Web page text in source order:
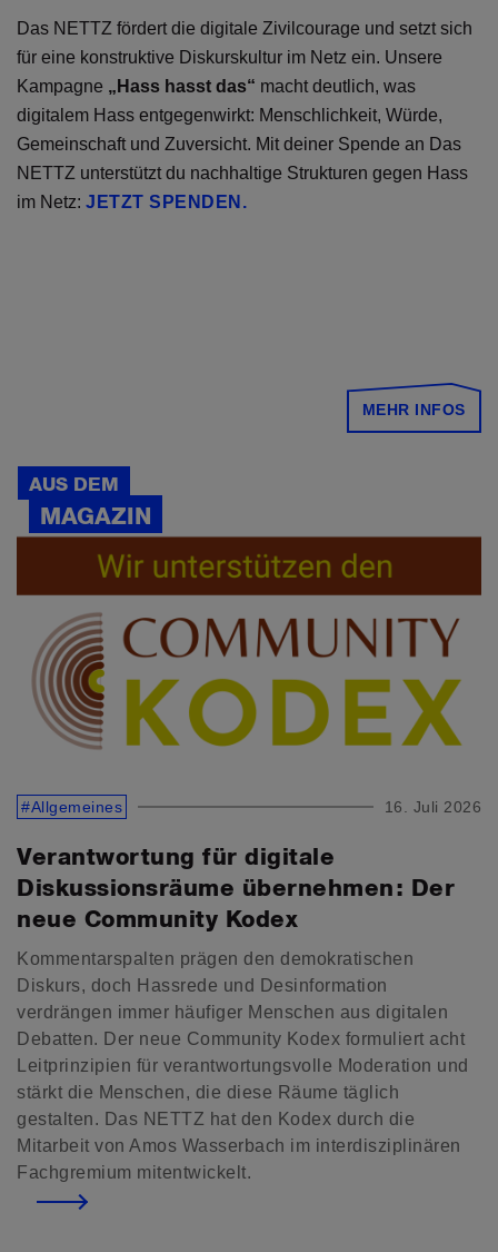
Das NETTZ fördert die digitale Zivilcourage und setzt sich
für eine konstruktive Diskurskultur im Netz ein. Unsere
Kampagne „Hass hasst das“ macht deutlich, was
digitalem Hass entgegenwirkt: Menschlichkeit, Würde,
Gemeinschaft und Zuversicht. Mit deiner Spende an Das
NETTZ unterstützt du nachhaltige Strukturen gegen Hass
im Netz: JETZT SPENDEN.
MEHR INFOS
AUS DEM
MAGAZIN
#Allgemeines 16. Juli 2026
Verantwortung für digitale
Diskussionsräume übernehmen: Der
neue Community Kodex
Kommentarspalten prägen den demokratischen
Diskurs, doch Hassrede und Desinformation
verdrängen immer häufiger Menschen aus digitalen
Debatten. Der neue Community Kodex formuliert acht
Leitprinzipien für verantwortungsvolle Moderation und
stärkt die Menschen, die diese Räume täglich
gestalten. Das NETTZ hat den Kodex durch die
Mitarbeit von Amos Wasserbach im interdisziplinären
Fachgremium mitentwickelt.